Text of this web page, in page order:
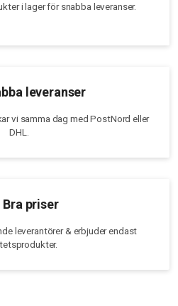
i lager för snabba leveranser.
leveranser
vi samma dag med PostNord eller
DHL.
Bra priser
leverantörer & erbjuder endast